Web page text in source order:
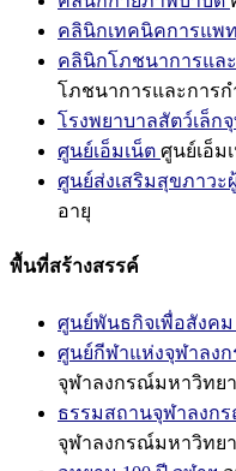
คลินิกเทคนิคการแพ
คลินิกโภชนาการแล
โภชนาการและการ
โรงพยาบาลสัตว์เล็ก
ศูนย์เอ็มเน็ต ศูนย์เอ็ม
ศูนย์ส่งเสริมสุขภาวะ
อายุ
พื้นที่สร้างสรรค์
ศูนย์พันธกิจเพื่อสังคม
ศูนย์กีฬาแห่งจุฬาลง
จุฬาลงกรณ์มหาวิทย
ธรรมสถานจุฬาลงก
จุฬาลงกรณ์มหาวิทย